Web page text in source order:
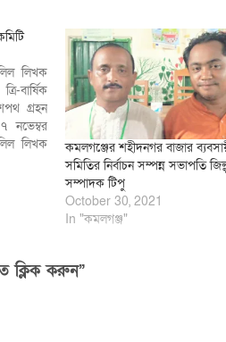
লিখক
বার্ষিক
গ্রহন
নভেম্বর
লিখক
কমলগঞ্জের শহীদনগর বাজার
সমিতির নির্বাচন সম্পন্ন সভাপতি
সম্পাদক টিপু
October 30, 2021
In "কমলগঞ্জ"
ক্লিক করুন”